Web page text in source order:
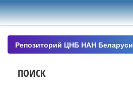
Skip
navigation
Репозиторий ЦНБ НАН Беларуси
ПОИСК